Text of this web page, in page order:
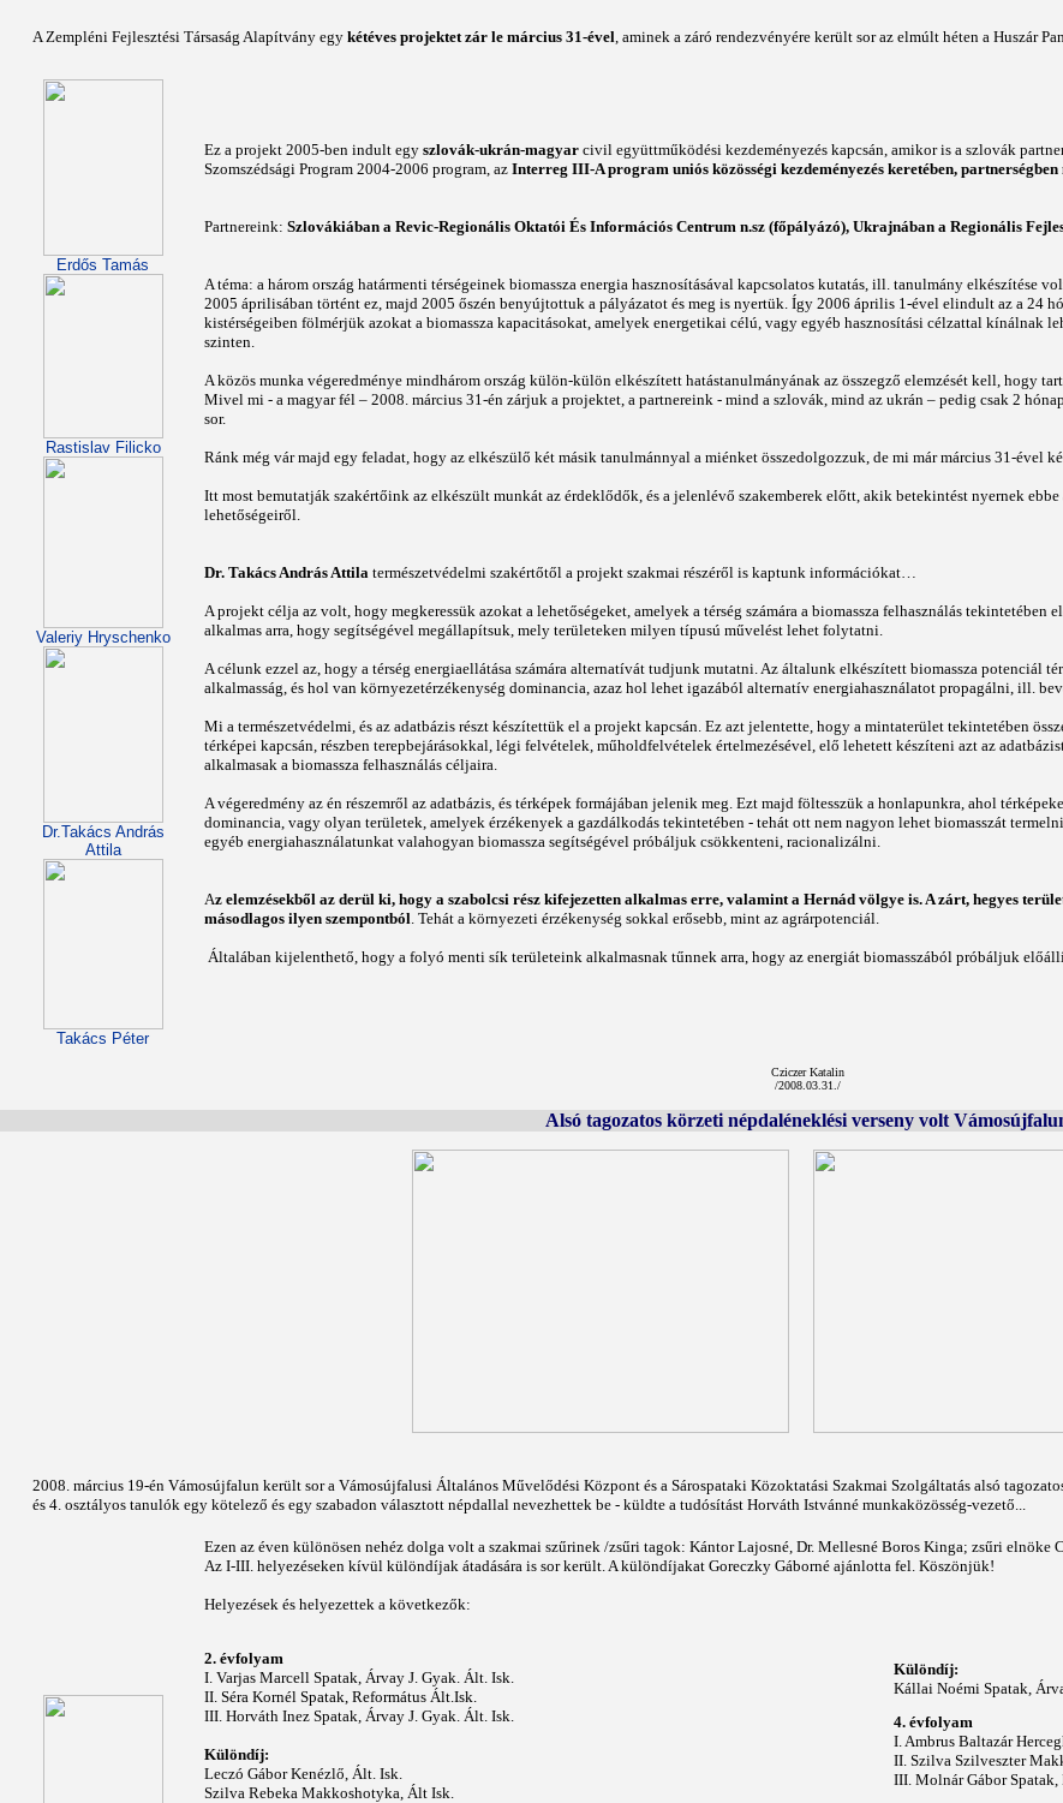
A Zempléni Fejlesztési Társaság Alapítvány egy kétéves projektet zár le március 31-ével , aminek a záró rendezvényére került sor az elmúlt héten a Huszár
Erdős Tamás
Rastislav Filicko
Valeriy Hryschenko
Dr.Takács András
Attila
Takács Péter
Ez a projekt 2005-ben indult egy szlovák-ukrán-magyar civil együttműködési kezdeményezés kapcsán, amikor is a szlovák
Szomszédsági Program 2004-2006 program, az Interreg III-A program uniós közösségi kezdeményezés keretében,
Partnereink: Szlovákiában a Revic-Regionális Oktatói És Információs Centrum n.sz (főpályázó), Ukrajnában a Regionális
A téma: a három ország határmenti térségeinek biomassza energia hasznosításával kapcsolatos kutatás, ill. tanulmány elkészítése
2005 áprilisában történt ez, majd 2005 őszén benyújtottuk a pályázatot és meg is nyertük. Így 2006 április 1-ével elindult az a 24
kistérségeiben fölmérjük azokat a biomassza kapacitásokat, amelyek energetikai célú, vagy egyéb hasznosítási célzattal kínálnak
szinten.
A közös munka végeredménye mindhárom ország külön-külön elkészített hatástanulmányának az összegző elemzését kell, hogy
Mivel mi - a magyar fél – 2008. március 31-én zárjuk a projektet, a partnereink - mind a szlovák, mind az ukrán – pedig csak 2
sor.
Ránk még vár majd egy feladat, hogy az elkészülő két másik tanulmánnyal a miénket összedolgozzuk, de mi már március 31-ével
Itt most bemutatják szakértőink az elkészült munkát az érdeklődők, és a jelenlévő szakemberek előtt, akik betekintést nyernek
lehetőségeiről.
Dr. Takács András Attila természetvédelmi szakértőtől a projekt szakmai részéről is kaptunk információkat…
A projekt célja az volt, hogy megkeressük azokat a lehetőségeket, amelyek a térség számára a biomassza felhasználás
alkalmas arra, hogy segítségével megállapítsuk, mely területeken milyen típusú művelést lehet folytatni.
A célunk ezzel az, hogy a térség energiaellátása számára alternatívát tudjunk mutatni. Az általunk elkészített biomassza potenciál
alkalmasság, és hol van környezetérzékenység dominancia, azaz hol lehet igazából alternatív energiahasználatot propagálni, ill.
Mi a természetvédelmi, és az adatbázis részt készítettük el a projekt kapcsán. Ez azt jelentette, hogy a mintaterület tekintetében
térképei kapcsán, részben terepbejárásokkal, légi felvételek, műholdfelvételek értelmezésével, elő lehetett készíteni azt az
alkalmasak a biomassza felhasználás céljaira.
A végeredmény az én részemről az adatbázis, és térképek formájában jelenik meg. Ezt majd föltesszük a honlapunkra, ahol
dominancia, vagy olyan területek, amelyek érzékenyek a gazdálkodás tekintetében - tehát ott nem nagyon lehet biomasszát
egyéb energiahasználatunkat valahogyan biomassza segítségével próbáljuk csökkenteni, racionalizálni.
Az elemzésekből az derül ki, hogy a szabolcsi rész kifejezetten alkalmas erre, valamint a Hernád völgye is. A zárt, hegyes
másodlagos ilyen szempontból . Tehát a környezeti érzékenység sokkal erősebb, mint az agrárpotenciál.
Általában kijelenthető, hogy a folyó menti sík területeink alkalmasnak tűnnek arra, hogy az energiát biomasszából próbáljuk
Cziczer Katalin
/2008.03.31./
Alsó tagozatos körzeti népdaléneklési verseny volt
2008. március 19-én Vámosújfalun került sor a Vámosújfalusi Általános Művelődési Központ és a Sárospataki Közoktatási Szakmai Szolgáltatás alsó
és 4. osztályos tanulók egy kötelező és egy szabadon választott népdallal nevezhettek be - küldte a tudósítást Horváth Istvánné munkaközösség-vezető
Ezen az éven különösen nehéz dolga volt a szakmai szűrinek /zsűri tagok: Kántor Lajosné, Dr. Mellesné Boros Kinga; zsűri
Az I-III. helyezéseken kívül különdíjak átadására is sor került. A különdíjakat Goreczky Gáborné ajánlotta fel. Köszönjük!
Helyezések és helyezettek a következők:
2. évfolyam
I. Varjas Marcell Spatak, Árvay J. Gyak. Ált. Isk.
II. Séra Kornél Spatak, Református Ált.Isk.
III. Horváth Inez Spatak, Árvay J. Gyak. Ált. Isk.
Különdíj:
Leczó Gábor Kenézlő, Ált. Isk.
Szilva Rebeka Makkoshotyka, Ált Isk.
Különdíj:
Kállai Noémi Spatak,
4. évfolyam
I. Ambrus Baltazár
II. Szilva Szilveszter
III. Molnár Gábor